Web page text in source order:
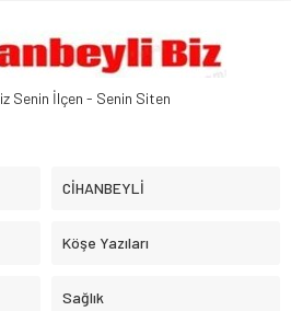
Senin İlçen - Senin Siten
CİHANBEYLİ
Köşe Yazıları
Sağlık